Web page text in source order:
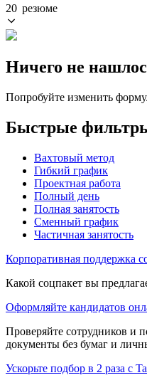
20 резюме
Ничего не
Попробуйте изменить
Быстрые
Вахтовый метод
Гибкий график
Проектная работа
Полный день
Полная занятость
Сменный график
Частичная занятость
Корпоративная поддержка
Какой соцпакет вы
Оформляйте кандидатов
Проверяйте сотрудников и
документы без бумаг и
Ускорьте подбор в 2 раза с